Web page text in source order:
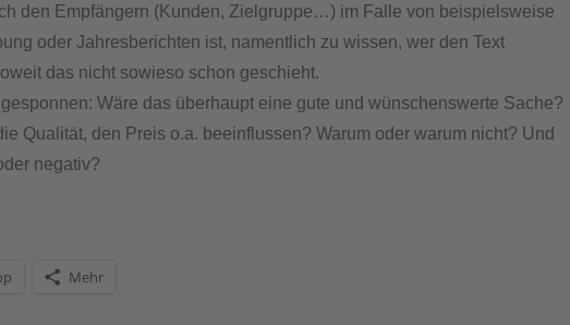
den Empfängern (Kunden, Zielgruppe…) im Falle von beispielsweise
oder Jahresberichten ist, namentlich zu wissen, wer den Text
das nicht sowieso schon geschieht.
Wäre das überhaupt eine gute und wünschenswerte Sache?
Qualität, den Preis o.a. beeinflussen? Warum oder warum nicht? Und
negativ?
Mehr